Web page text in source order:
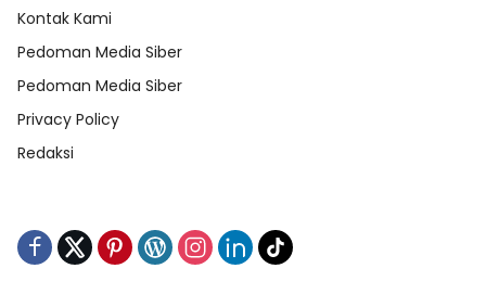
Kontak Kami
Pedoman Media Siber
Pedoman Media Siber
Privacy Policy
Redaksi